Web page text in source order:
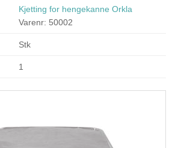
Kjetting for hengekanne Orkla
Varenr: 50002
Stk
1